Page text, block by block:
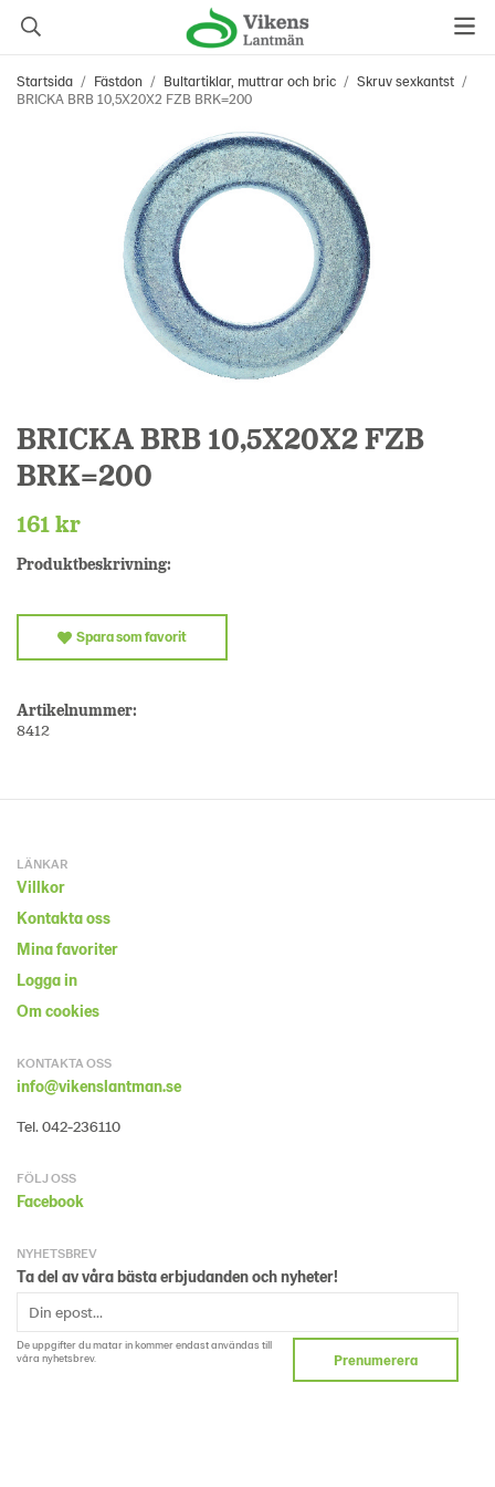
Startsida / Fästdon / Bultartiklar, muttrar och bric / Skruv sexkantst /
BRICKA BRB 10,5X20X2 FZB BRK=200
BRICKA BRB 10,5X20X2 FZB
BRK=200
161 kr
Produktbeskrivning:
Spara som favorit
Artikelnummer:
8412
LÄNKAR
Villkor
Kontakta oss
Mina favoriter
Logga in
Om cookies
KONTAKTA OSS
info@vikenslantman.se
Tel. 042-236110
FÖLJ OSS
Facebook
NYHETSBREV
Ta del av våra bästa erbjudanden och nyheter!
De uppgifter du matar in kommer endast användas till
våra nyhetsbrev.
Prenumerera